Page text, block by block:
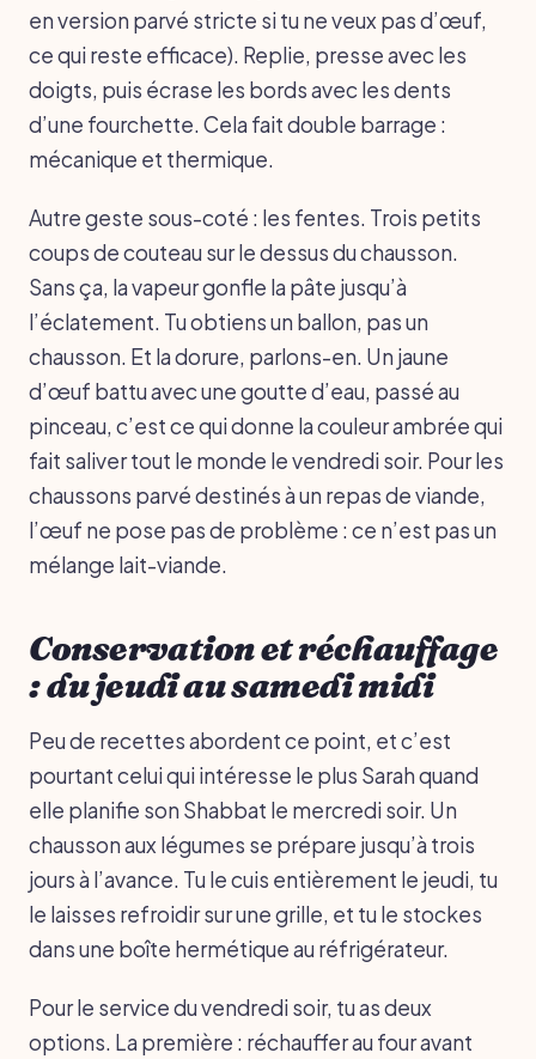
en version parvé stricte si tu ne veux pas d’œuf,
ce qui reste efficace). Replie, presse avec les
doigts, puis écrase les bords avec les dents
d’une fourchette. Cela fait double barrage :
mécanique et thermique.
Autre geste sous-coté : les fentes. Trois petits
coups de couteau sur le dessus du chausson.
Sans ça, la vapeur gonfle la pâte jusqu’à
l’éclatement. Tu obtiens un ballon, pas un
chausson. Et la dorure, parlons-en. Un jaune
d’œuf battu avec une goutte d’eau, passé au
pinceau, c’est ce qui donne la couleur ambrée qui
fait saliver tout le monde le vendredi soir. Pour les
chaussons parvé destinés à un repas de viande,
l’œuf ne pose pas de problème : ce n’est pas un
mélange lait-viande.
Conservation et réchauffage
: du jeudi au samedi midi
Peu de recettes abordent ce point, et c’est
pourtant celui qui intéresse le plus Sarah quand
elle planifie son Shabbat le mercredi soir. Un
chausson aux légumes se prépare jusqu’à trois
jours à l’avance. Tu le cuis entièrement le jeudi, tu
le laisses refroidir sur une grille, et tu le stockes
dans une boîte hermétique au réfrigérateur.
Pour le service du vendredi soir, tu as deux
options. La première : réchauffer au four avant